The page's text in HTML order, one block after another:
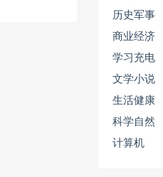
历史军事
商业经济
学习充电
文学小说
生活健康
科学自然
计算机